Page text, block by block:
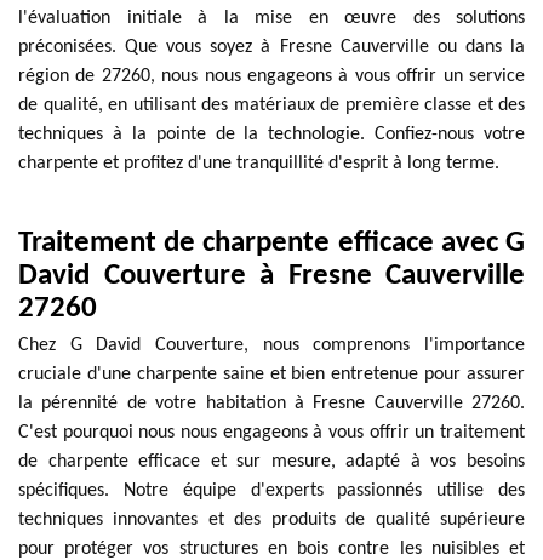
l'évaluation initiale à la mise en œuvre des solutions
préconisées. Que vous soyez à Fresne Cauverville ou dans la
région de 27260, nous nous engageons à vous offrir un service
de qualité, en utilisant des matériaux de première classe et des
techniques à la pointe de la technologie. Confiez-nous votre
charpente et profitez d'une tranquillité d'esprit à long terme.
Traitement de charpente efficace avec G
David Couverture à Fresne Cauverville
27260
Chez G David Couverture, nous comprenons l'importance
cruciale d'une charpente saine et bien entretenue pour assurer
la pérennité de votre habitation à Fresne Cauverville 27260.
C'est pourquoi nous nous engageons à vous offrir un traitement
de charpente efficace et sur mesure, adapté à vos besoins
spécifiques. Notre équipe d'experts passionnés utilise des
techniques innovantes et des produits de qualité supérieure
pour protéger vos structures en bois contre les nuisibles et